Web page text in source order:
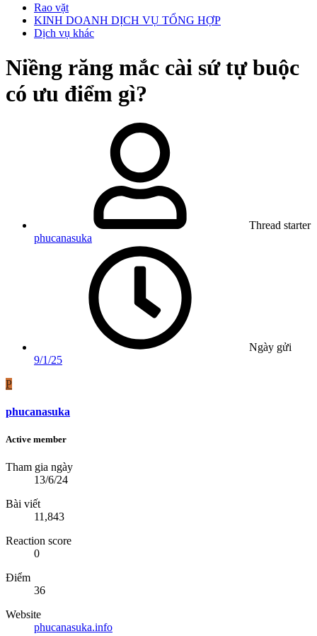
Rao vặt
KINH DOANH DỊCH VỤ TỔNG HỢP
Dịch vụ khác
Niềng răng mắc cài sứ tự buộc
có ưu điểm gì?
Thread starter
phucanasuka
Ngày gửi
9/1/25
P
phucanasuka
Active member
Tham gia ngày
13/6/24
Bài viết
11,843
Reaction score
0
Điểm
36
Website
phucanasuka.info